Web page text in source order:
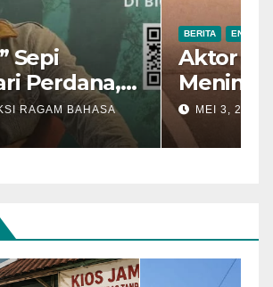
1997” Sepi
di Hari Perdana,
Nilai Cerita
REDAKSI RAGAM BAHASA